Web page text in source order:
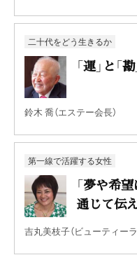
二十代をどう生きるか
「運」と「
鈴木 喬（エステー会長）
第一線で活躍する女性
「夢や希
通じて伝
吉丸美枝子（ビューティー